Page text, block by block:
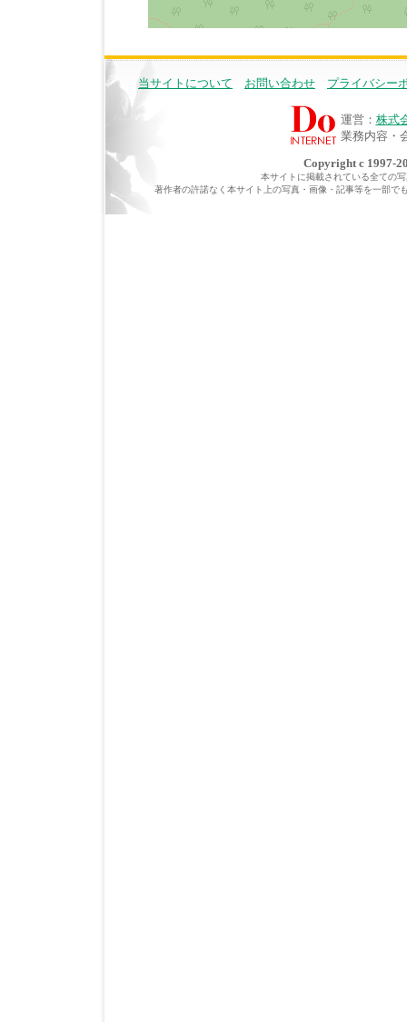
当サイトについて お問い合わせ プライバシー
運営： 株式
業務内容・
Copyright c 1997-
本サイトに掲載されている全ての
著作者の許諾なく本サイト上の写真・画像・記事等を一部で